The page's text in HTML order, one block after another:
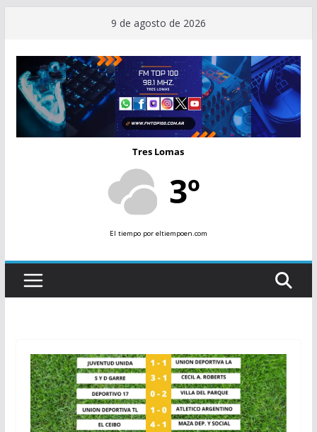
contenido
9 de agosto de 2026
Tres Lomas
3º
El tiempopor eltiempoen.com